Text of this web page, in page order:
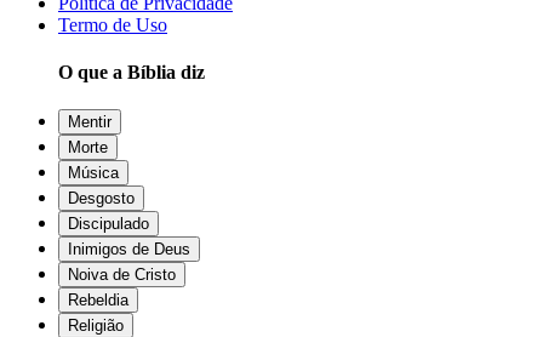
Termo de Uso
O que a Bíblia diz
Mentir
Morte
Música
Desgosto
Discipulado
Inimigos de Deus
Noiva de Cristo
Rebeldia
Religião